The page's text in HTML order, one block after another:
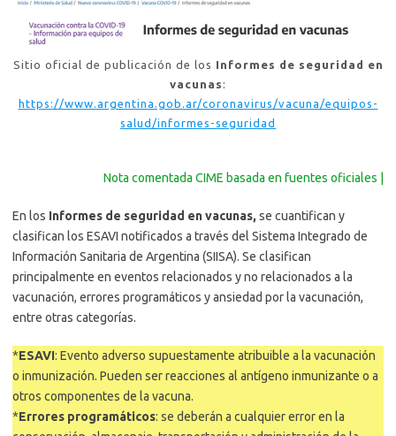
Sitio oficial de publicación de los Informes de seguridad en
vacunas :
https://www.argentina.gob.ar/coronavirus/vacuna/equipos-
salud/informes-seguridad
Nota comentada CIME basada en fuentes oficiales |
En los Informes de seguridad en vacunas, se cuantifican y
clasifican los ESAVI notificados a través del Sistema Integrado de
Información Sanitaria de Argentina (SIISA). Se clasifican
principalmente en eventos relacionados y no relacionados a la
vacunación, errores programáticos y ansiedad por la vacunación,
entre otras categorías.
*ESAVI: Evento adverso supuestamente atribuible a la vacunación
o inmunización. Pueden ser reacciones al antígeno inmunizante o a
otros componentes de la vacuna.
*Errores programáticos: se deberán a cualquier error en la